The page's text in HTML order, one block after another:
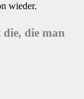
wieder.
die man